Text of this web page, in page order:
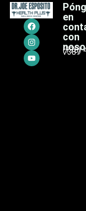
en
con
(770)
7387